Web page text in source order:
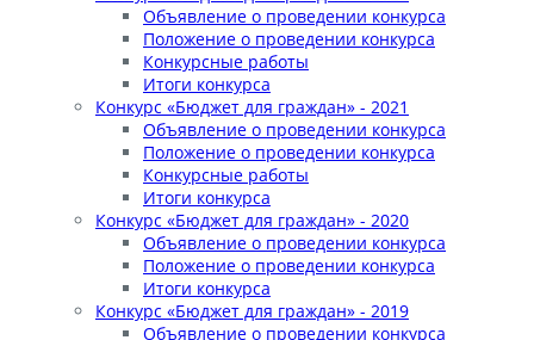
Объявление о проведении конкурса
Положение о проведении конкурса
Конкурсные работы
Итоги конкурса
Конкурс «Бюджет для граждан» - 2021
Объявление о проведении конкурса
Положение о проведении конкурса
Конкурсные работы
Итоги конкурса
Конкурс «Бюджет для граждан» - 2020
Объявление о проведении конкурса
Положение о проведении конкурса
Итоги конкурса
Конкурс «Бюджет для граждан» - 2019
Объявление о проведении конкурса